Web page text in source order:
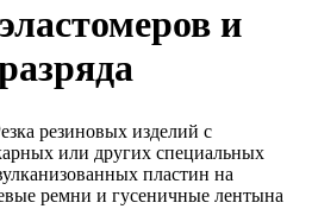
и
резиновых изделий с
или других специальных
пластин на
ремни и гусеничные лентына